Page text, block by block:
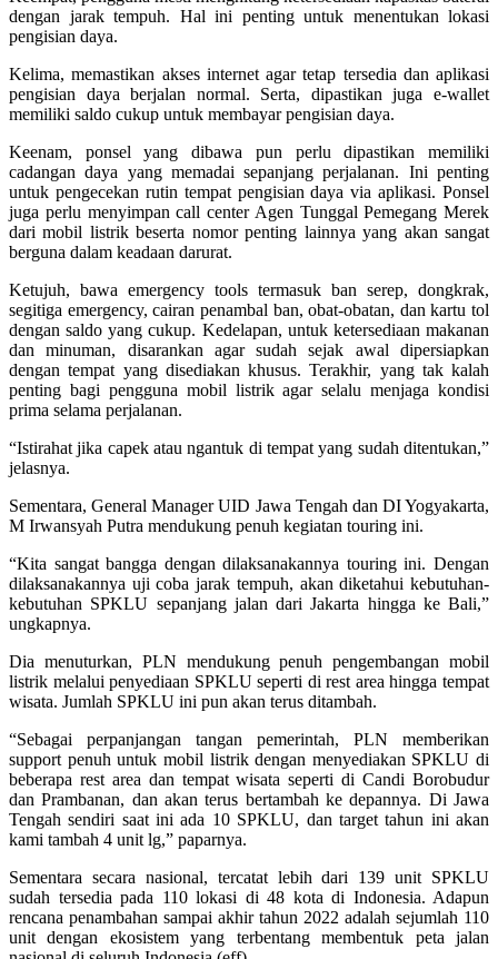
dengan jarak tempuh. Hal ini penting untuk menentukan lokasi
pengisian daya.
Kelima, memastikan akses internet agar tetap tersedia dan aplikasi
pengisian daya berjalan normal. Serta, dipastikan juga e-wallet
memiliki saldo cukup untuk membayar pengisian daya.
Keenam, ponsel yang dibawa pun perlu dipastikan memiliki
cadangan daya yang memadai sepanjang perjalanan. Ini penting
untuk pengecekan rutin tempat pengisian daya via aplikasi. Ponsel
juga perlu menyimpan call center Agen Tunggal Pemegang Merek
dari mobil listrik beserta nomor penting lainnya yang akan sangat
berguna dalam keadaan darurat.
Ketujuh, bawa emergency tools termasuk ban serep, dongkrak,
segitiga emergency, cairan penambal ban, obat-obatan, dan kartu tol
dengan saldo yang cukup. Kedelapan, untuk ketersediaan makanan
dan minuman, disarankan agar sudah sejak awal dipersiapkan
dengan tempat yang disediakan khusus. Terakhir, yang tak kalah
penting bagi pengguna mobil listrik agar selalu menjaga kondisi
prima selama perjalanan.
“Istirahat jika capek atau ngantuk di tempat yang sudah ditentukan,”
jelasnya.
Sementara, General Manager UID Jawa Tengah dan DI Yogyakarta,
M Irwansyah Putra mendukung penuh kegiatan touring ini.
“Kita sangat bangga dengan dilaksanakannya touring ini. Dengan
dilaksanakannya uji coba jarak tempuh, akan diketahui kebutuhan-
kebutuhan SPKLU sepanjang jalan dari Jakarta hingga ke Bali,”
ungkapnya.
Dia menuturkan, PLN mendukung penuh pengembangan mobil
listrik melalui penyediaan SPKLU seperti di rest area hingga tempat
wisata. Jumlah SPKLU ini pun akan terus ditambah.
“Sebagai perpanjangan tangan pemerintah, PLN memberikan
support penuh untuk mobil listrik dengan menyediakan SPKLU di
beberapa rest area dan tempat wisata seperti di Candi Borobudur
dan Prambanan, dan akan terus bertambah ke depannya. Di Jawa
Tengah sendiri saat ini ada 10 SPKLU, dan target tahun ini akan
kami tambah 4 unit lg,” paparnya.
Sementara secara nasional, tercatat lebih dari 139 unit SPKLU
sudah tersedia pada 110 lokasi di 48 kota di Indonesia. Adapun
rencana penambahan sampai akhir tahun 2022 adalah sejumlah 110
unit dengan ekosistem yang terbentang membentuk peta jalan